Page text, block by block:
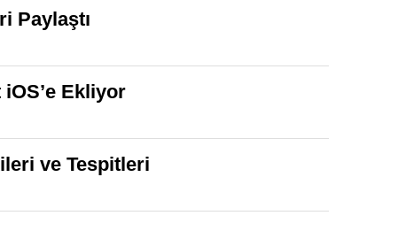
Paylaştı
Ekliyor
ve Tespitleri